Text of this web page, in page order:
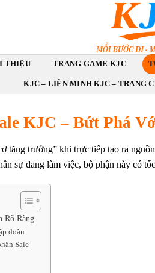
THIỆU TRANG GAME KJC
KJC – LIÊN MINH KJC – TRANG
KJC – Bứt Phá
tăng trưởng” khi trực tiếp tạo ra
sự đang làm việc, bộ phận này có
Rõ Ràng
đoàn
Sale